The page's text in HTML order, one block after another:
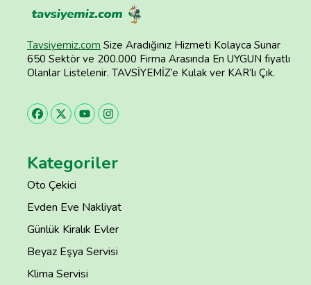
Tavsiyemiz.com Size Aradığınız Hizmeti Kolayca Sunar
650 Sektör ve 200.000 Firma Arasında En UYGUN fiyatlı
Olanlar Listelenir. TAVSİYEMİZ’e Kulak ver KAR’lı Çık.
Kategoriler
Oto Çekici
Evden Eve Nakliyat
Günlük Kiralık Evler
Beyaz Eşya Servisi
Klima Servisi